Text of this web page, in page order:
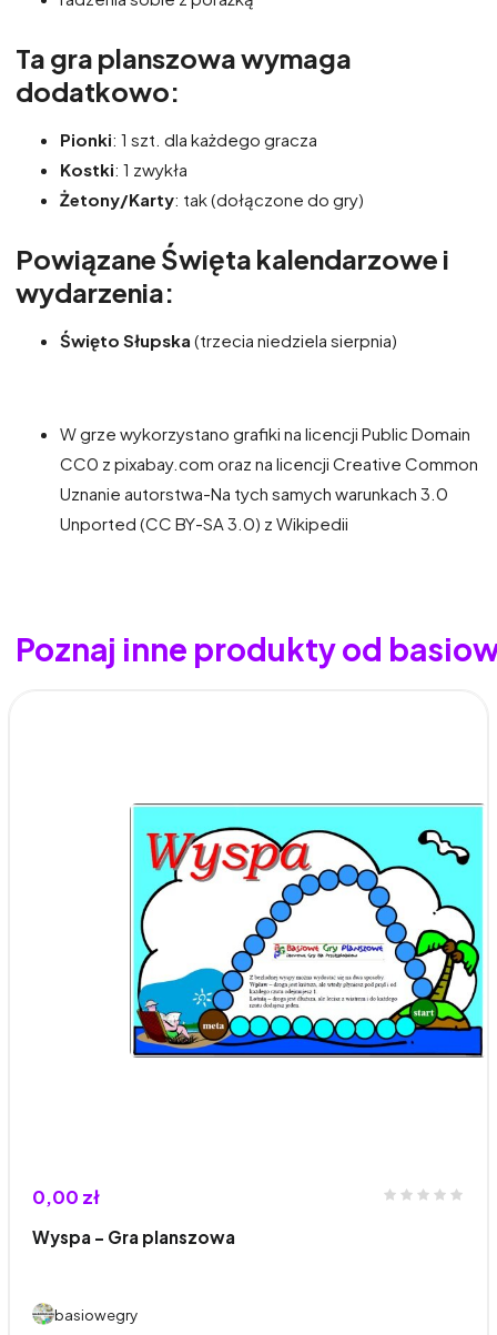
Ta gra planszowa wymaga
dodatkowo:
Pionki: 1 szt. dla każdego gracza
Kostki: 1 zwykła
Żetony/Karty: tak (dołączone do gry)
Powiązane Święta kalendarzowe i
wydarzenia:
Święto Słupska (trzecia niedziela sierpnia)
W grze wykorzystano grafiki na licencji Public Domain
CC0 z pixabay.com oraz na licencji Creative Common
Uznanie autorstwa-Na tych samych warunkach 3.0
Unported (CC BY-SA 3.0) z Wikipedii
Poznaj inne produkty od
0,00 zł
Wyspa – Gra planszowa
basiowegry